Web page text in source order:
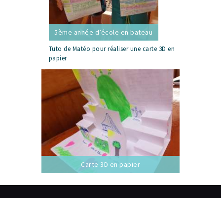
5ème année d’école en bateau
Tuto de Matéo pour réaliser une carte 3D en
papier
Carte 3D en papier